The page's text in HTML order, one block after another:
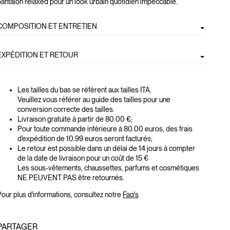
ET ENTRETIEN
ET RETOUR
Les tailles du bas se réfèrent aux tailles ITA.
Veuillez vous référer au guide des tailles pour une
conversion correcte des tailles.
Livraison gratuite à partir de 80.00 €;
Pour toute commande inférieure à 80.00 euros, des frais
d'expédition de 10.99 euros seront facturés;
Le retour est possible dans un délai de 14 jours à compter
de la date de livraison pour un coût de 15 €
Les sous-vêtements, chaussettes, parfums et cosmétiques
NE PEUVENT PAS être retournés.
plus d'informations, consultez notre Faq's